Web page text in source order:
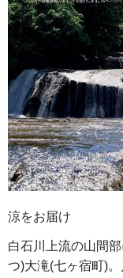
涼をお届け
白石川上流の山間
つ)大滝(七ヶ宿町)